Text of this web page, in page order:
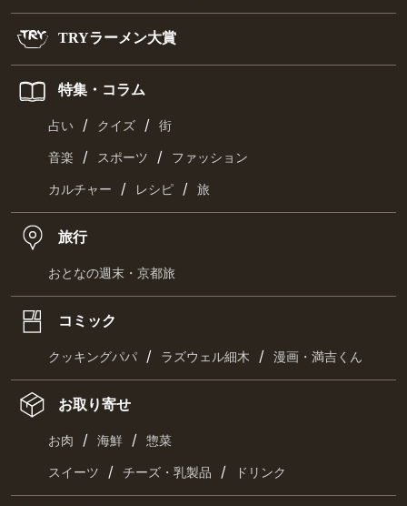
TRYラーメン大賞
特集・コラム
占い / クイズ / 街
音楽 / スポーツ / ファッション
カルチャー / レシピ / 旅
旅行
おとなの週末・京都旅
コミック
クッキングパパ / ラズウェル細木 / 漫画・満吉くん
お取り寄せ
お肉 / 海鮮 / 惣菜
スイーツ / チーズ・乳製品 / ドリンク